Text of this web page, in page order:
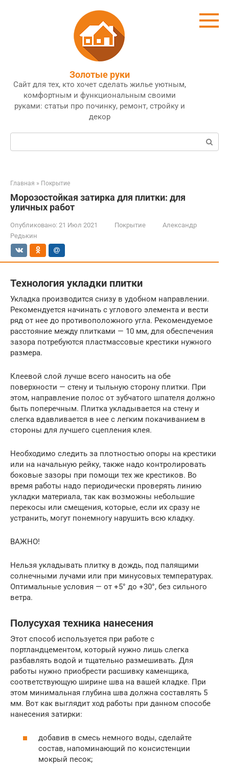
Золотые руки
Сайт для тех, кто хочет сделать жилье уютным,
комфортным и функциональным своими
руками: статьи про починку, ремонт, стройку и
декор
Поиск:
Главная » Покрытие
Морозостойкая затирка для плитки: для
уличных работ
Опубликовано: 21 Июл 2021 Покрытие
Александр
Редькин
Технология укладки плитки
Укладка производится снизу в удобном направлении.
Рекомендуется начинать с углового элемента и вести
ряд от нее до противоположного угла. Рекомендуемое
расстояние между плитками — 10 мм, для обеспечения
зазора потребуются пластмассовые крестики нужного
размера.
Клеевой слой лучше всего наносить на обе
поверхности — стену и тыльную сторону плитки. При
этом, направление полос от зубчатого шпателя должно
быть поперечным. Плитка укладывается на стену и
слегка вдавливается в нее с легким покачиванием в
стороны для лучшего сцепления клея.
Необходимо следить за плотностью опоры на крестики
или на начальную рейку, также надо контролировать
боковые зазоры при помощи тех же крестиков. Во
время работы надо периодически проверять линию
укладки материала, так как возможны небольшие
перекосы или смещения, которые, если их сразу не
устранить, могут понемногу нарушить всю кладку.
ВАЖНО!
Нельзя укладывать плитку в дождь, под палящими
солнечными лучами или при минусовых температурах.
Оптимальные условия — от +5° до +30°, без сильного
ветра.
Полусухая техника нанесения
Этот способ используется при работе с
портландцементом, который нужно лишь слегка
разбавлять водой и тщательно размешивать. Для
работы нужно приобрести расшивку каменщика,
соответствующую ширине шва на вашей кладке. При
этом минимальная глубина шва должна составлять 5
мм. Вот как выглядит ход работы при данном способе
нанесения затирки:
добавив в смесь немного воды, сделайте
состав, напоминающий по консистенции
мокрый песок;